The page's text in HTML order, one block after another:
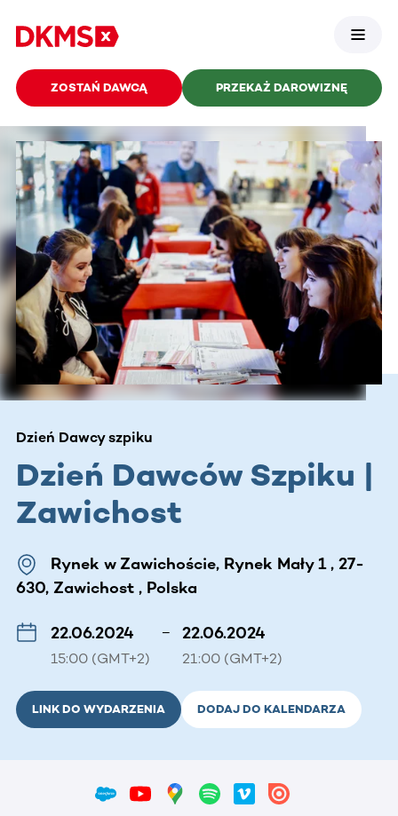
ZOSTAŃ DAWCĄ PRZEKAŻ DAROWIZNĘ
Dzień Dawcy szpiku
Dzień Dawców Szpiku |
Zawichost
Rynek w Zawichoście, Rynek Mały 1 , 27-
630, Zawichost , Polska
22.06.2024
15:00 (GMT+2)
– 22.06.2024
21:00 (GMT+2)
LINK DO WYDARZENIA DODAJ DO KALENDARZA